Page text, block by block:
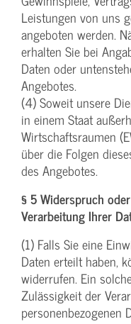
Leistungen von uns
angeboten werden.
erhalten Sie bei
Daten oder
Angebotes.
(4) Soweit unsere
in einem Staat
Wirtschaftsraumen
über die Folgen
des Angebotes.
§ 5 Widerspruch
Verarbeitung Ihrer
(1) Falls Sie eine
Daten erteilt haben,
widerrufen. Ein
Zulässigkeit der
personenbezogenen